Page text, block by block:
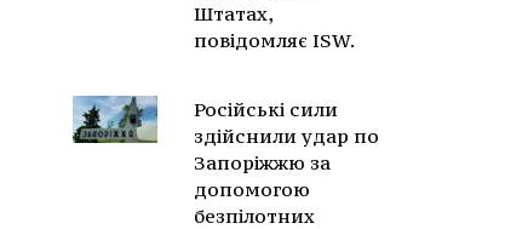
Штатах,
повідомляє ISW.
Російські сили
здійснили удар по
Запоріжжю за
допомогою
безпілотних